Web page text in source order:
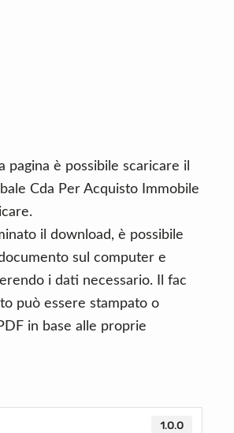
pagina è possibile scaricare il
Cda Per Acquisto Immobile
il download, è possibile
sul computer e
i dati necessario. Il fac
può essere stampato o
in base alle proprie
1.0.0